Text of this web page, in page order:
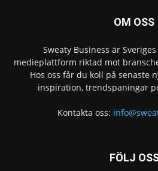
OM OSS
Sweaty Business är
medieplattform riktad mot
Hos oss får du koll på senaste
inspiration, trendspaningar
Kontakta oss:
FÖLJ